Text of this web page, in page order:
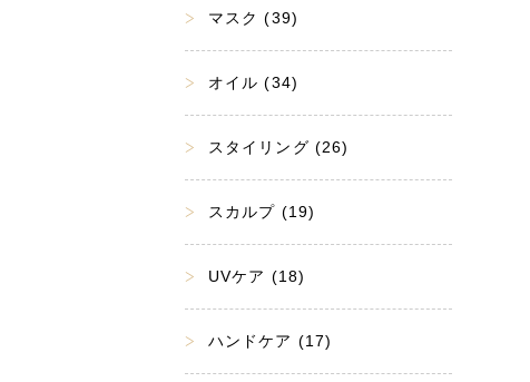
マスク (39)
オイル (34)
スタイリング (26)
スカルプ (19)
UVケア (18)
ハンドケア (17)